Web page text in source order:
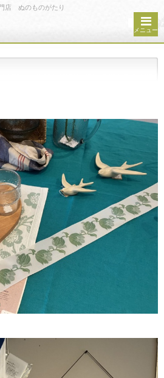
店 ぬのものがたり
メニュー